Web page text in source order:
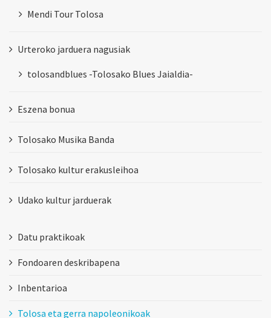
Mendi Tour Tolosa
Urteroko jarduera nagusiak
tolosandblues -Tolosako Blues Jaialdia-
Eszena bonua
Tolosako Musika Banda
Tolosako kultur erakusleihoa
Udako kultur jarduerak
Datu praktikoak
Fondoaren deskribapena
Inbentarioa
Tolosa eta gerra napoleonikoak